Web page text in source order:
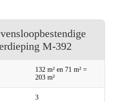
M-392
132 m² en 71 m² =
203 m²
3